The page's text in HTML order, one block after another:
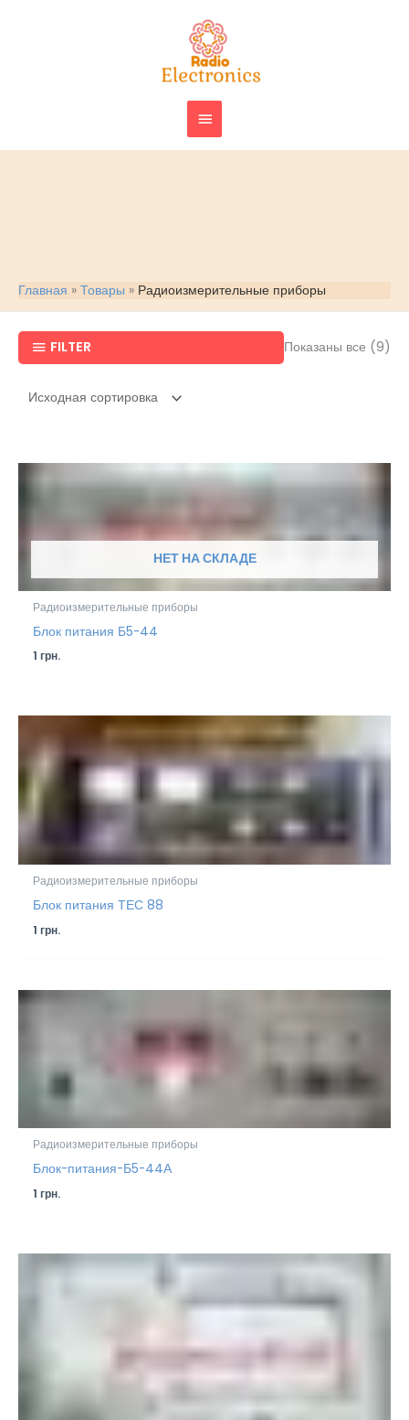
ГЛАВНОЕ
МЕНЮ
Главная Товары Радиоизмерительные приборы
FILTER Показаны все (9)
НЕТ НА СКЛАДЕ
Радиоизмерительные приборы
Блок питания Б5-44
1грн.
Радиоизмерительные приборы
Блок питания ТЕС 88
1грн.
Радиоизмерительные приборы
Блок-питания-Б5-44А
1грн.